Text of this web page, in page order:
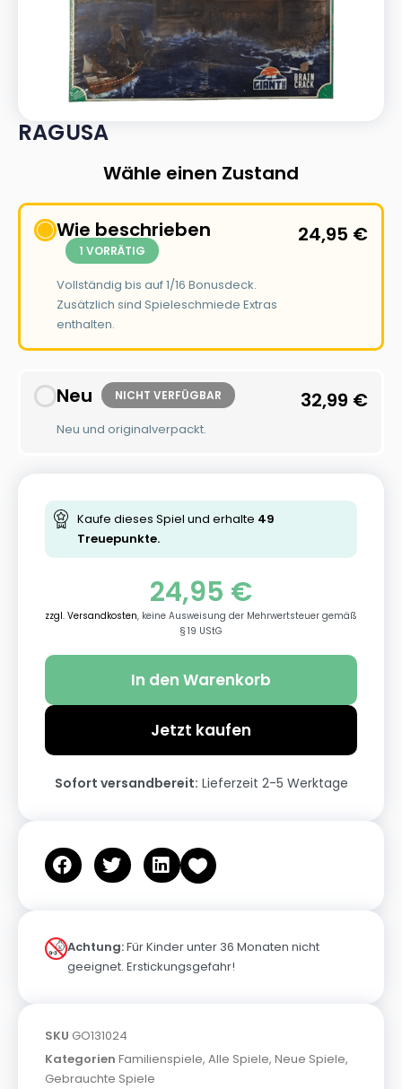
RAGUSA
Wähle einen Zustand
Wie beschrieben
1 VORRÄTIG
Vollständig bis auf 1/16 Bonusdeck.
Zusätzlich sind Spieleschmiede Extras
enthalten.
24,95 €
Neu NICHT VERFÜGBAR
Neu und originalverpackt.
32,99 €
Kaufe dieses Spiel und erhalte 49
Treuepunkte.
24,95 €
zzgl. Versandkosten, keine Ausweisung der Mehrwertsteuer gemäß
§ 19 UStG
In den Warenkorb
Jetzt kaufen
Sofort versandbereit: Lieferzeit 2-5 Werktage
Achtung:Für Kinder unter 36 Monaten nicht
geeignet. Erstickungsgefahr!
SKU GO131024
Kategorien Familienspiele, Alle Spiele, Neue Spiele,
Gebrauchte Spiele